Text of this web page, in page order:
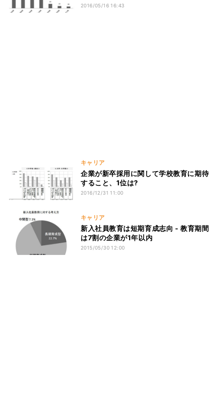
2016/05/16 16:43
キャリア
企業が新卒採用に関して学校教育に期待
すること、1位は?
2016/12/31 11:00
キャリア
新入社員教育は短期育成志向 - 教育期間
は7割の企業が1年以内
2015/05/30 12:00